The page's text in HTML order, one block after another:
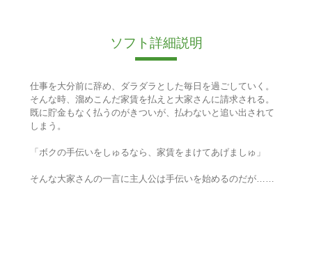
ソフト詳細説明
仕事を大分前に辞め、ダラダラとした毎日を過ごしていく。
そんな時、溜めこんだ家賃を払えと大家さんに請求される。
既に貯金もなく払うのがきついが、払わないと追い出されて
しまう。
「ボクの手伝いをしゅるなら、家賃をまけてあげましゅ」
そんな大家さんの一言に主人公は手伝いを始めるのだが……